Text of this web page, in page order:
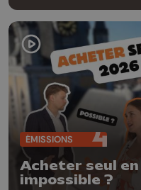
ÉMISSIONS
Acheter seul
impossible ?